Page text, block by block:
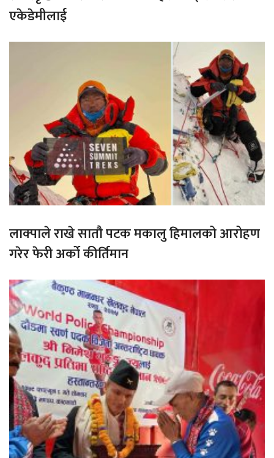
एकेडेमीलाई
लाक्पाले राखे सातौ पटक मकालु हिमालको आरोहण
गरेर फेरी अर्को कीर्तिमान